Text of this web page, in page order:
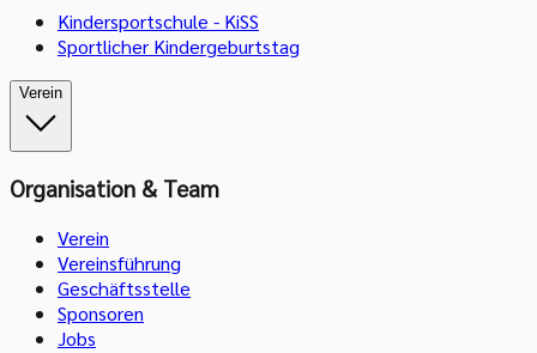
Kindersportschule - KiSS
Sportlicher Kindergeburtstag
Verein
Organisation & Team
Verein
Vereinsführung
Geschäftsstelle
Sponsoren
Jobs